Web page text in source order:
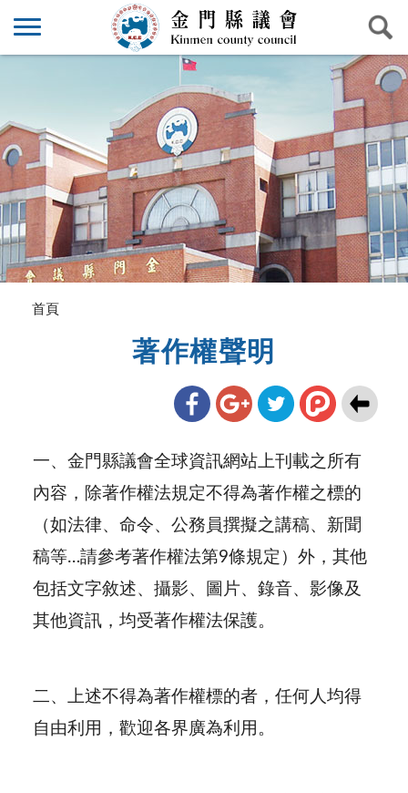
首頁
著作權聲明
一、金門縣議會全球資訊網站上刊載之所有
內容，除著作權法規定不得為著作權之標的
（如法律、命令、公務員撰擬之講稿、新聞
稿等…請參考著作權法第9條規定）外，其他
包括文字敘述、攝影、圖片、錄音、影像及
其他資訊，均受著作權法保護。
二、 上述不得為著作權標的者，任何人均得
自由利用，歡迎各界廣為利用。